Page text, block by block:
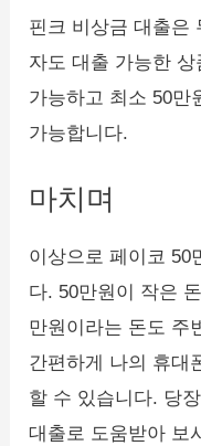
핀크 비상금 대출은
자도 대출 가능한
가능하고 최소 50만
가능합니다.
마치며
이상으로 페이코 50
다. 50만원이 작은
만원이라는 돈도 주
간편하게 나의 휴대
할 수 있습니다. 당
대출로 도움받아 보